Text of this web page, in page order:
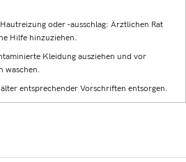
oder -ausschlag: Ärztlichen Rat
Hilfe hinzuziehen.
Kleidung ausziehen und vor
waschen.
entsprechender Vorschriften entsorgen.